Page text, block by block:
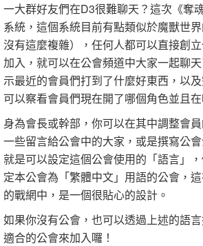
一大群好友們在D3很難聊天？這次《奪
系統，這個系統目前有點類似於魔獸世
沒有這麼複雜），任何人都可以直接創
加入，就可以在公會頻道中大家一起聊
示最近的會員們打到了什麼好東西，以
可以察看會員們現在開了哪個角色並且
身為會長或幹部，你可以在其中調整會
一些留言給公會中的大家，或是撰寫公
就是可以設定這個公會使用的「語言」
定本公會為「繁體中文」用語的公會，
的戰網中，是一個很貼心的設計。
如果你沒有公會，也可以透過上述的語
適合的公會來加入囉！